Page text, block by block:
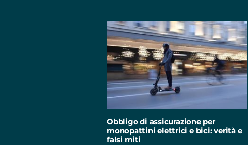
Obbligo di assicurazione per
monopattini elettrici e bici: verità e
falsi miti